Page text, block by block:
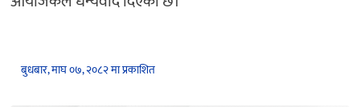
बुधबार, माघ ०७, २०८२ मा प्रकाशित